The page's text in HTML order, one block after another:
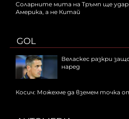
Соларните мита на Тръмп ще
Америка, а не Китай
GOL
Веласкес разкри
наред
Косич: Можехме да вземем точка